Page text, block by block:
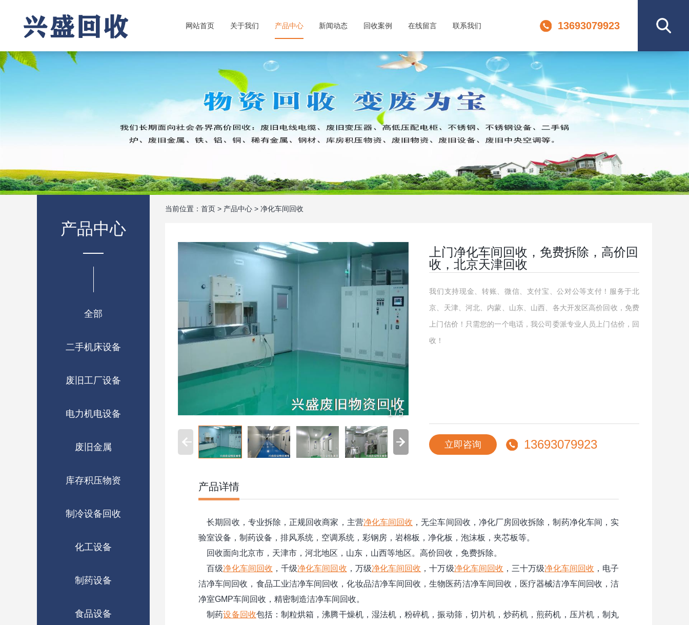
网站首页 关于我们 产品中心 新闻动态 回收案例 在线留言 联系我们 13693079923
产品中心
全部
二手机床设备
废旧工厂设备
电力机电设备
废旧金属
库存积压物资
制冷设备回收
化工设备
制药设备
食品设备
当前位置： 首页 > 产品中心 > 净化车间回收
1/5
上门净化车间回收，免费拆除，高价回
收，北京天津回收
我们支持现金、转账、微信、支付宝、公对公等支付！服务于北
京、天津、河北、内蒙、山东、山西、各大开发区高价回收，免费
上门估价！只需您的一个电话，我公司委派专业人员上门估价，回
收！
立即咨询 13693079923
产品详情
长期回收，专业拆除，正规回收商家，主营净化车间回收 ，无尘车间回收，净化厂房回收拆除，制药净化车间，实
验室设备，制药设备，排风系统，空调系统，彩钢房，岩棉板，净化板，泡沫板，夹芯板等。
回收面向北京市，天津市，河北地区，山东，山西等地区。高价回收，免费拆除。
百级净化车间回收 ，千级净化车间回收 ，万级净化车间回收 ，十万级净化车间回收 ，三十万级净化车间回收 ，电子
洁净车间回收，食品工业洁净车间回收，化妆品洁净车间回收，生物医药洁净车间回收，医疗器械洁净车间回收，洁
净室GMP车间回收，精密制造洁净车间回收。
制药设备回收包括：制粒烘箱，沸腾干燥机，湿法机，粉碎机，振动筛，切片机，炒药机，煎药机，压片机，制丸